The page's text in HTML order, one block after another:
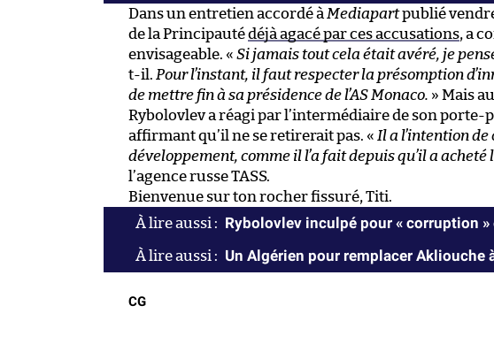
Dans un entretien accordé à Mediapartpublié
de la Principautédéjà agacé par ces accusations, a
envisageable. « Si jamais tout cela était avéré, je
t-il. Pour l’instant, il faut respecter la présomption
de mettre fin à sa présidence de l’AS Monaco. » Mais
Rybolovlev a réagi par l’intermédiaire de son
affirmant qu’il ne se retirerait pas. « Il a l’intention
développement, comme il l’a fait depuis qu’il a acheté
l’agence russe TASS.
Bienvenue sur ton rocher fissuré, Titi.
Rybolovlev inculpé pour « corruption »
Un Algérien pour remplacer Akliouche
CG